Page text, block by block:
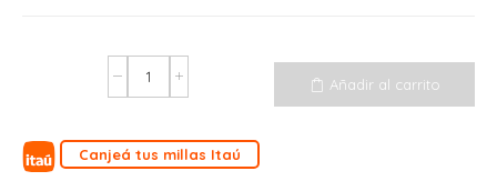
Añadir al carrito
Canjeá tus millas Itaú